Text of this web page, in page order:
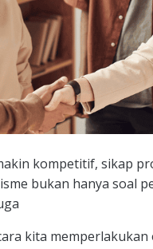
kompetitif, sikap
bukan hanya soal
kita